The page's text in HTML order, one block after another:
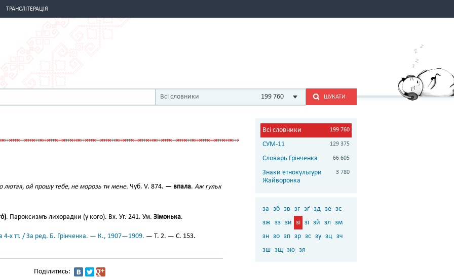
ТРАНСЛІТЕРАЦІЯ
Всі словники 199 760 ШУКАТИ
лютая, ой прошу тебе, не морозь ти мене. Чуб. V. 874. — впала. Аж гульк
. Пароксизмъ лихорадки (у кого). Вх. Уг. 241. Ум. Зімонька.
4-х тт. / За ред. Б. Грінченка. — К., 1907—1909. — Т. 2. — С. 153.
Поділитись:
Всі словники 199 760
СУМ-11 129 375
Словарь Грінченка 66 605
Знаки етнокультури
Жайворонка
3 780
за зб зв зг зґ зд зе зє
зж зз зи зі зї зй зл зм
зн зо зп зр зс зу зц зч
зш зщ зю зя